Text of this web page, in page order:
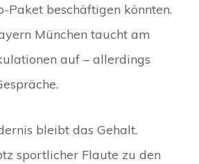
Paket beschäftigen könnten.
München taucht am
auf – allerdings
bleibt das Gehalt.
sportlicher Flaute zu den